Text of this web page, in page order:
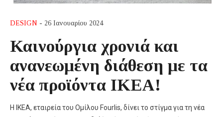
DESIGN - 26 Ιανουαρίου 2024
Καινούργια χρονιά και
ανανεωμένη διάθεση με τα
νέα προϊόντα ΙΚΕΑ!
Η ΙΚΕΑ, εταιρεία του Ομίλου Fourlis, δίνει το στίγμα για τη νέα